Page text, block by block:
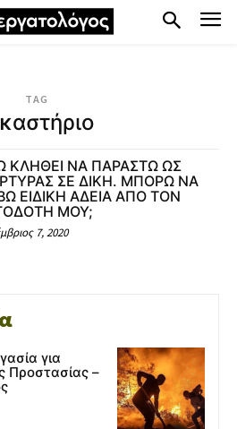
TAG
ΚΛΗΘΕΙ ΝΑ ΠΑΡΑΣΤΩ ΩΣ
ΣΕ ΔΙΚΗ. ΜΠΟΡΩ ΝΑ
ΕΙΔΙΚΗ ΑΔΕΙΑ ΑΠΟ ΤΟΝ
ΜΟΥ;
7, 2020
για
Προστασίας –